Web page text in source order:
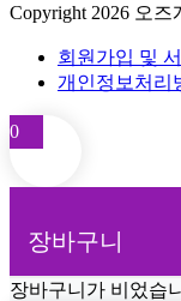
Copyright 2026 오즈
회원가입 및
개인정보처리
0
장바구니
장바구니가 비었습